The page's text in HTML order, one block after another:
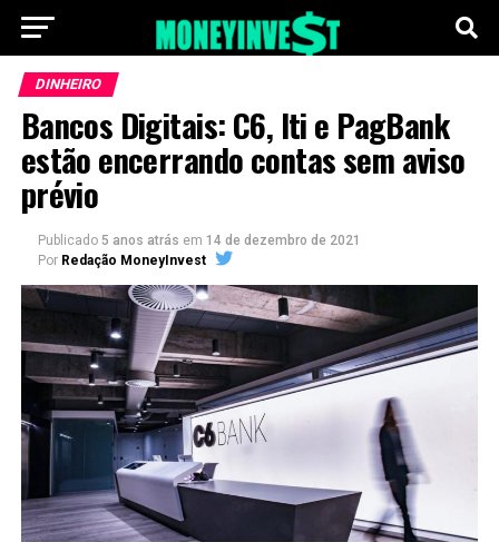
DINHEIRO
Bancos Digitais: C6, Iti e PagBank
estão encerrando contas sem aviso
prévio
Publicado 5 anos atrás em 14 de dezembro de 2021
Por Redação MoneyInvest